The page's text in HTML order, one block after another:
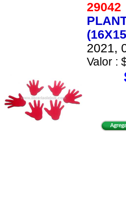
2021,
Valor :